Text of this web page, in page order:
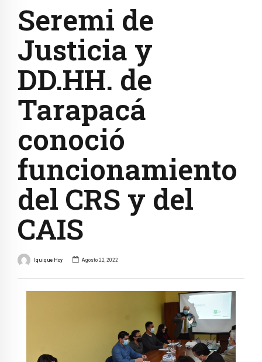
Seremi de
Justicia y
DD.HH. de
Tarapacá
conoció
funcionamiento
del CRS y del
CAIS
Iquique Hoy Agosto 22, 2022